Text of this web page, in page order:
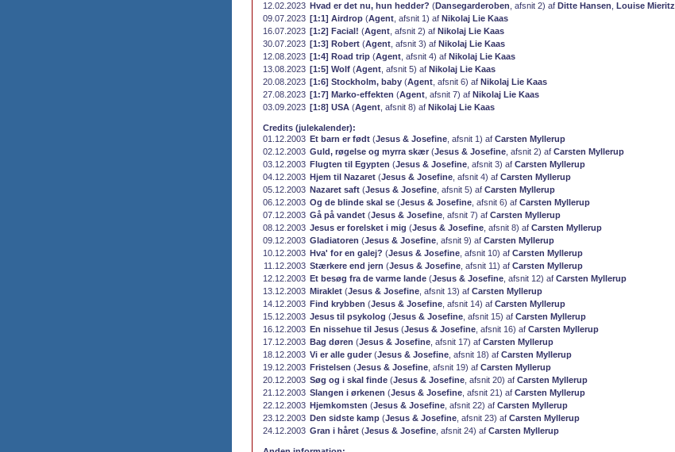
12.02.2023 Hvad er det nu, hun hedder? (Dansegarderoben , afsnit 2) af Ditte Hansen Louise Mieritz
09.07.2023 [1:1] Airdrop (Agent , afsnit 1) af Nikolaj Lie Kaas
16.07.2023 [1:2] Facial! (Agent , afsnit 2) af Nikolaj Lie Kaas
30.07.2023 [1:3] Robert (Agent , afsnit 3) af Nikolaj Lie Kaas
12.08.2023 [1:4] Road trip (Agent , afsnit 4) af Nikolaj Lie Kaas
13.08.2023 [1:5] Wolf (Agent , afsnit 5) af Nikolaj Lie Kaas
20.08.2023 [1:6] Stockholm, baby (Agent , afsnit 6) af Nikolaj Lie Kaas
27.08.2023 [1:7] Marko-effekten (Agent , afsnit 7) af Nikolaj Lie Kaas
03.09.2023 [1:8] USA (Agent , afsnit 8) af Nikolaj Lie Kaas
Credits (julekalender):
01.12.2003 Et barn er født (Jesus & Josefine , afsnit 1) af Carsten Myllerup
02.12.2003 Guld, røgelse og myrra skær (Jesus & Josefine , afsnit 2) af Carsten Myllerup
03.12.2003 Flugten til Egypten (Jesus & Josefine , afsnit 3) af Carsten Myllerup
04.12.2003 Hjem til Nazaret (Jesus & Josefine , afsnit 4) af Carsten Myllerup
05.12.2003 Nazaret saft (Jesus & Josefine , afsnit 5) af Carsten Myllerup
06.12.2003 Og de blinde skal se (Jesus & Josefine , afsnit 6) af Carsten Myllerup
07.12.2003 Gå på vandet (Jesus & Josefine , afsnit 7) af Carsten Myllerup
08.12.2003 Jesus er forelsket i mig (Jesus & Josefine , afsnit 8) af Carsten Myllerup
09.12.2003 Gladiatoren (Jesus & Josefine , afsnit 9) af Carsten Myllerup
10.12.2003 Hva' for en galej? (Jesus & Josefine , afsnit 10) af Carsten Myllerup
11.12.2003 Stærkere end jern (Jesus & Josefine , afsnit 11) af Carsten Myllerup
12.12.2003 Et besøg fra de varme lande (Jesus & Josefine , afsnit 12) af Carsten Myllerup
13.12.2003 Miraklet (Jesus & Josefine , afsnit 13) af Carsten Myllerup
14.12.2003 Find krybben (Jesus & Josefine , afsnit 14) af Carsten Myllerup
15.12.2003 Jesus til psykolog (Jesus & Josefine , afsnit 15) af Carsten Myllerup
16.12.2003 En nissehue til Jesus (Jesus & Josefine , afsnit 16) af Carsten Myllerup
17.12.2003 Bag døren (Jesus & Josefine , afsnit 17) af Carsten Myllerup
18.12.2003 Vi er alle guder (Jesus & Josefine , afsnit 18) af Carsten Myllerup
19.12.2003 Fristelsen (Jesus & Josefine , afsnit 19) af Carsten Myllerup
20.12.2003 Søg og i skal finde (Jesus & Josefine , afsnit 20) af Carsten Myllerup
21.12.2003 Slangen i ørkenen (Jesus & Josefine , afsnit 21) af Carsten Myllerup
22.12.2003 Hjemkomsten (Jesus & Josefine , afsnit 22) af Carsten Myllerup
23.12.2003 Den sidste kamp (Jesus & Josefine , afsnit 23) af Carsten Myllerup
24.12.2003 Gran i håret (Jesus & Josefine , afsnit 24) af Carsten Myllerup